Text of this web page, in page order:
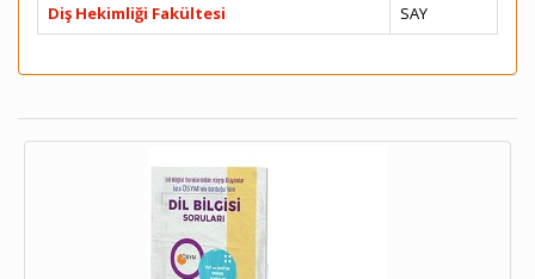
Diş Hekimliği Fakültesi
SAY